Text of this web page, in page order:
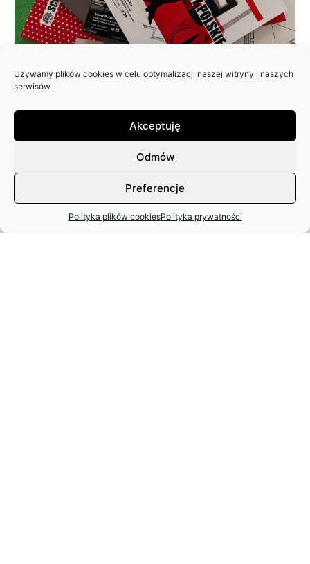
Używamy plików cookies w celu optymalizacji naszej witryny i naszych
serwisów.
Akceptuję
Odmów
Preferencje
Polityka plików cookiesPolityka prywatności
ZAPRASZAMY DO NADSYŁANIA
PISMA: SCENY POLSKIE